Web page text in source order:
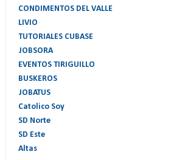
CONDIMENTOS DEL VALLE
LIVIO
TUTORIALES CUBASE
JOBSORA
EVENTOS TIRIGUILLO
BUSKEROS
JOBATUS
Catolico Soy
SD Norte
SD Este
Altas